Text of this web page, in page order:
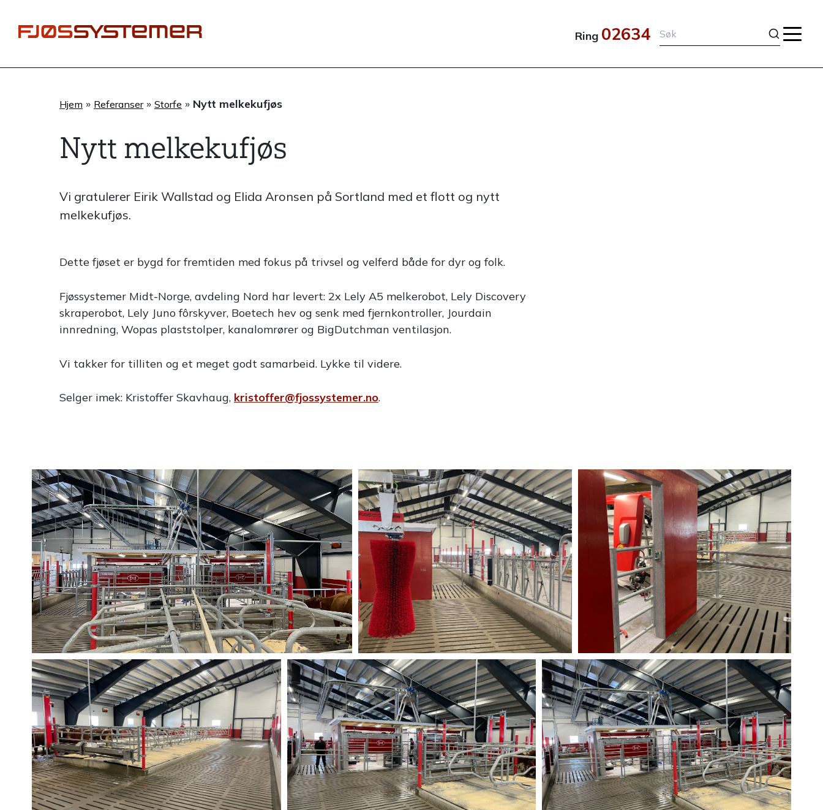
rett
Ring 02634
Hjem » Referanser» Storfe » Nytt melkekufjøs
Nytt melkekufjøs
Vi gratulerer Eirik Wallstad og Elida Aronsen på Sortland med et flott og nytt
melkekufjøs.
Dette fjøset er bygd for fremtiden med fokus på trivsel og velferd både for dyr og folk.
Fjøssystemer Midt-Norge, avdeling Nord har levert: 2x Lely A5 melkerobot, Lely Discovery
skraperobot, Lely Juno fôrskyver, Boetech hev og senk med fjernkontroller, Jourdain
innredning, Wopas plaststolper, kanalomrører og BigDutchman ventilasjon.
Vi takker for tilliten og et meget godt samarbeid. Lykke til videre.
Selger imek: Kristoffer Skavhaug, kristoffer@fjossystemer.no.